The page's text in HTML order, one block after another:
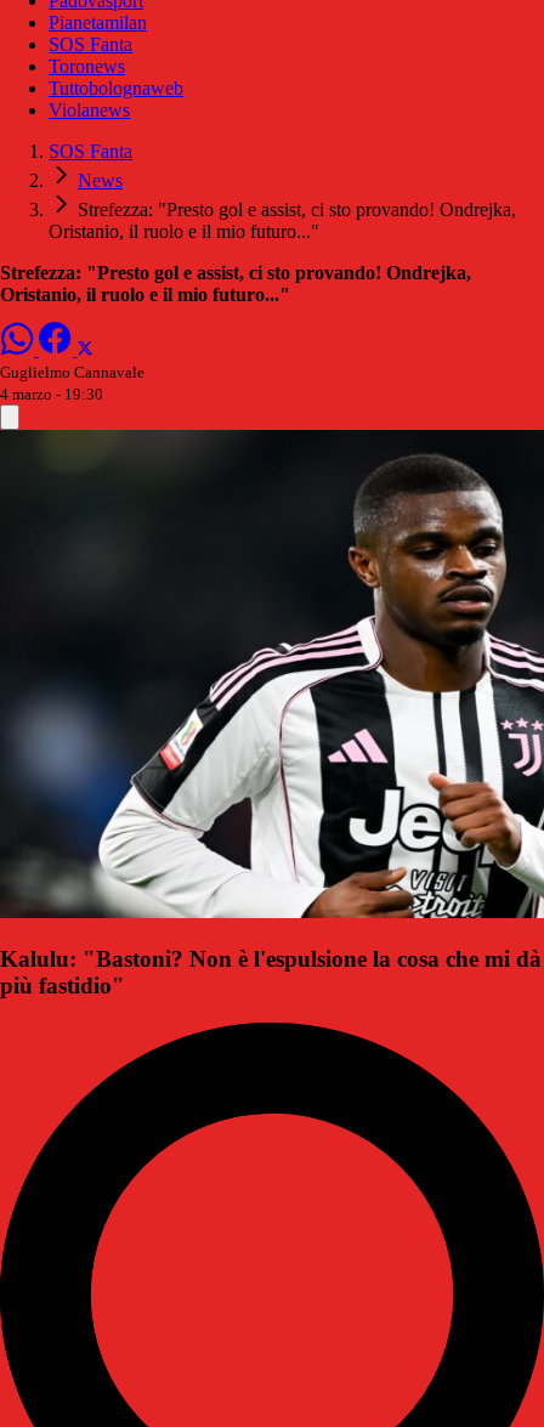
Pianetamilan
SOS Fanta
Toronews
Tuttobolognaweb
Violanews
SOS Fanta
News
Strefezza: "Presto gol e assist, ci sto provando! Ondrejka,
Oristanio, il ruolo e il mio futuro..."
Strefezza: "Presto gol e assist, ci sto provando! Ondrejka,
Oristanio, il ruolo e il mio futuro..."
Guglielmo Cannavale
4 marzo - 19:30
Kalulu: "Bastoni? Non è l'espulsione la cosa che mi dà
più fastidio"